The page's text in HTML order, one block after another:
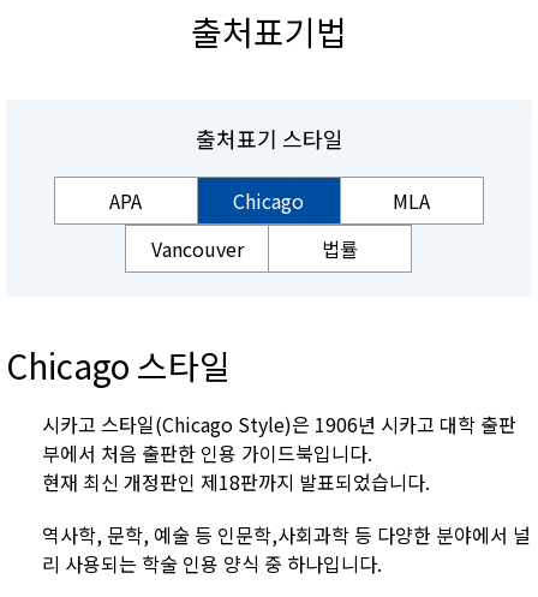
출처표기법
출처표기 스타일
APA Chicago
MLA
Vancouver
법률
Chicago 스타일
시카고 스타일(Chicago Style)은 1906년 시카고 대학 출판
부에서 처음 출판한 인용 가이드북입니다.
현재 최신 개정판인 제18판까지 발표되었습니다.
역사학, 문학, 예술 등 인문학,사회과학 등 다양한 분야에서 널
리 사용되는 학술 인용 양식 중 하나입니다.